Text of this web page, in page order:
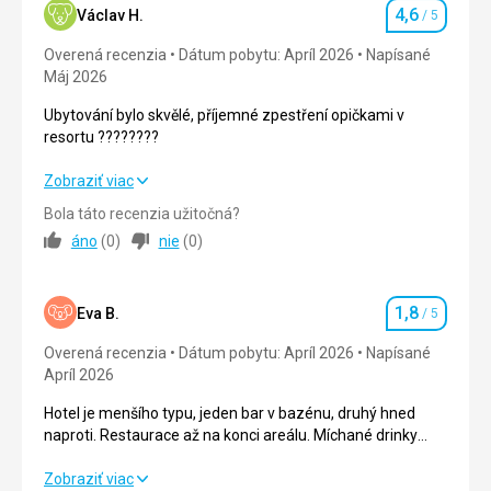
Služby 5,0/ 5
Cena
Pláž
Výborná. Pestrá. Každý si vybere
Ubytovanie
moc doporučuji
Služby
Každý si vybere co ho zaujme
Google Translate
Václav H. Hodnotenie
4,6 / 5
Overená recenzia Dátum pobytu: Apríl 2026
Napísané
Máj 2026
Ubytování bylo skvělé, příjemné zpestření opičkami v
resortu ????????
Ubytování bylo skvělé, příjemné zpestření opičkami v
Strava
Okolie 4,0/ 5
Služby
Cena 4,0
Zobraziť viac
Bola táto recenzia užitočná?
áno (0) nie (0)
Eva B. Hodnotenie
1,8 / 5
Overená recenzia Dátum pobytu: Apríl 2026
Napísané
Apríl 2026
Hotel je menšího typu, jeden bar v bazénu, druhý hned
naproti. Restaurace až na konci areálu. Míchané drinky
varných konvích ke snídani a k obědu. Pokud chcete kávu
Hotel je menšího typu, jeden bar v bazénu, druhý hned
Zobraziť viac